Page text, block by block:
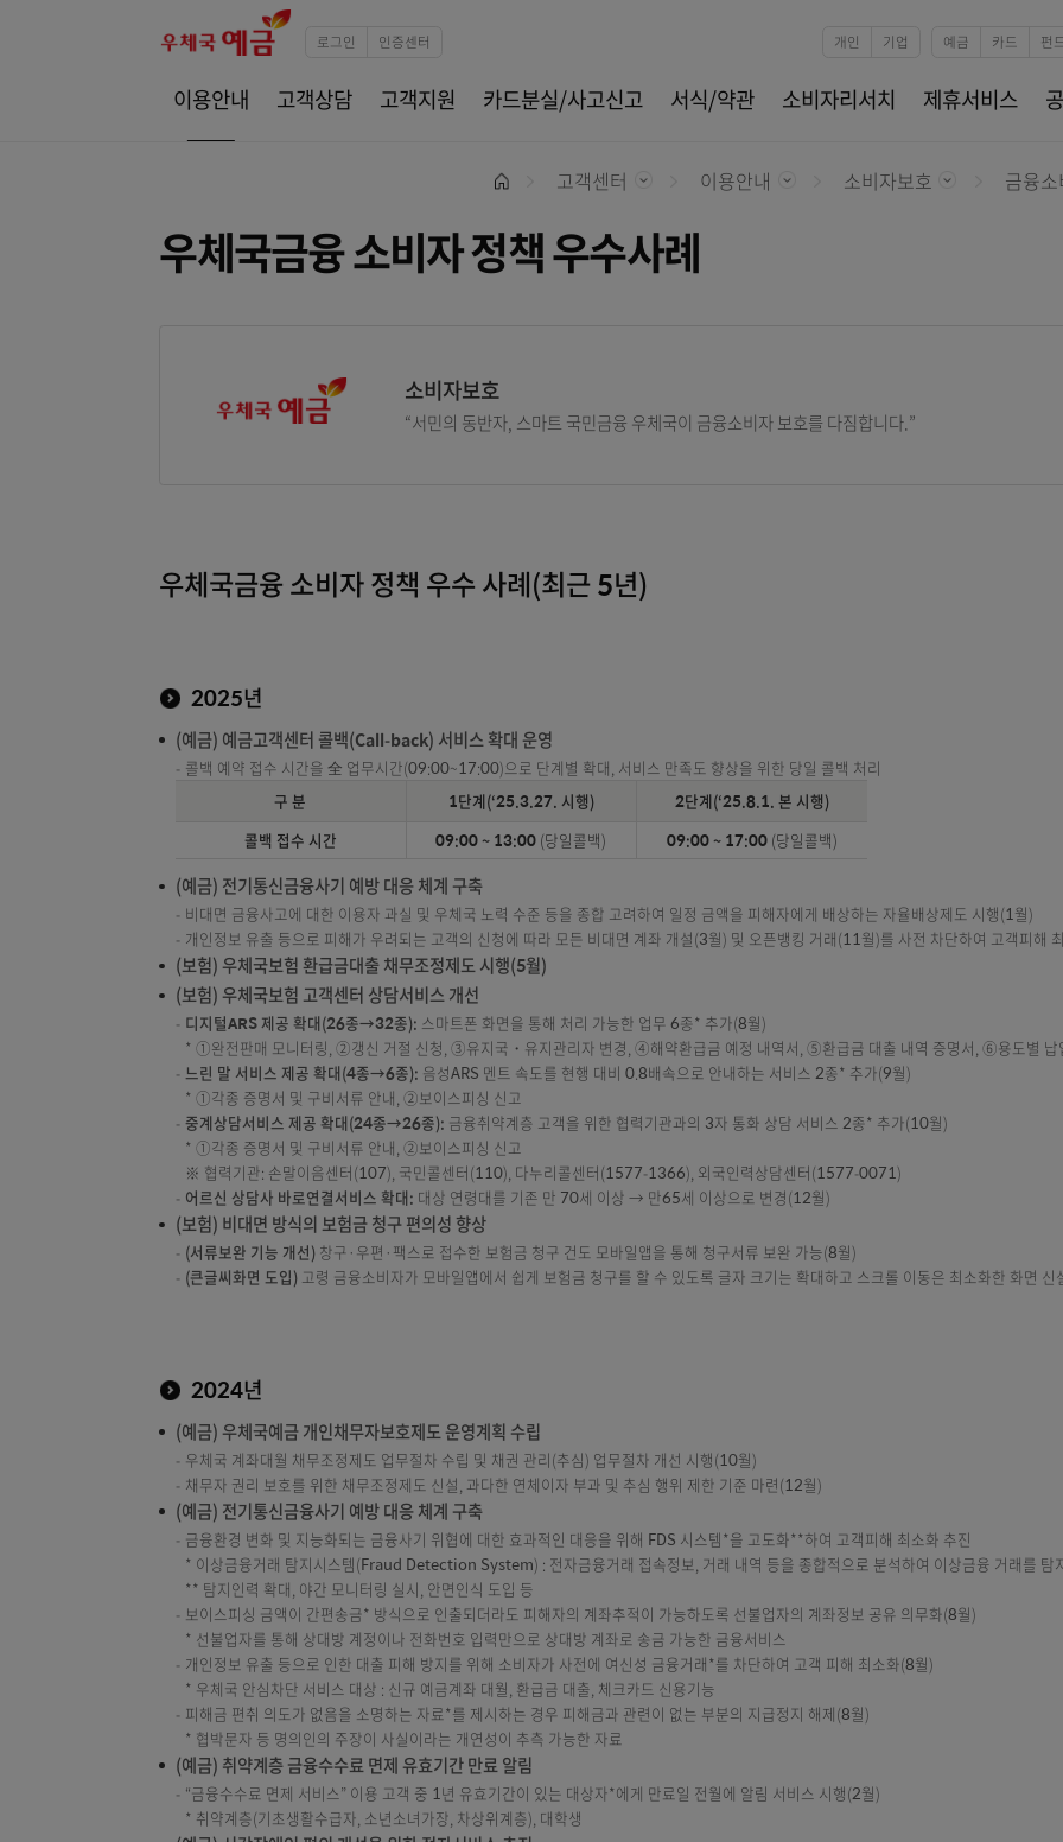
로그인 인증센터 개인 기업
이용안내 고객상담 고객지원 카드분실/사고신고 서식/약관 소비자리서치
고객센터 소비자보호
우체국금융 소비자 정책 우수사례
소비자보호
2025년
콜백 예약 접수 시간을 全 업무시간(09:00~17:00)으로 단계별 확대, 서비스 만족도 향상을 위한 당일 콜백 처리
구 분
콜백 접수 시간 09:00 ~ 13:00(당일콜백) 09:00 ~ 17:00(당일콜백)
(예금) 전기통신금융사기 예방 대응 체계 구축
비대면 금융사고에 대한 이용자 과실 및 우체국 노력 수준 등을 종합 고려하여 일정 금액을 피해자에게 배상하는 자율배상제
개인정보 유출 등으로 피해가 우려되는 고객의 신청에 따라 모든 비대면 계좌 개설(3월) 및 오픈뱅킹 거래(11월)를 사전 차
(보험) 우체국보험 환급금대출 채무조정제도 시행(5월)
(보험) 우체국보험 고객센터 상담서비스 개선
디지털ARS 제공 확대(26종→32종):스마트폰 화면을 통해 처리 가능한 업무 6종* 추가(8월)
* ①완전판매 모니터링, ②갱신 거절 신청, ③유지국・유지관리자 변경, ④해약환급금 예정 내역서, ⑤환급금 대출 내역 증
느린 말 서비스 제공 확대(4종→6종):음성ARS 멘트 속도를 현행 대비 0.8배속으로 안내하는 서비스 2종* 추가(9월)
* ①각종 증명서 및 구비서류 안내, ②보이스피싱 신고
중계상담서비스 제공 확대(24종→26종):금융취약계층 고객을 위한 협력기관과의 3자 통화 상담 서비스 2종* 추가(10월)
* ①각종 증명서 및 구비서류 안내, ②보이스피싱 신고
(서류보완 기능 개선)
(큰글씨화면 도입)고령 금융소비자가 모바일앱에서 쉽게 보험금 청구를 할 수 있도록 글자 크기는 확대하고 스크롤 이동은
2024년
(예금) 우체국예금 개인채무자보호제도 운영계획 수립
우체국 계좌대월 채무조정제도 업무절차 수립 및 채권 관리(추심) 업무절차 개선 시행(10월)
채무자 권리 보호를 위한 채무조정제도 신설, 과다한 연체이자 부과 및 추심 행위 제한 기준 마련(12월)
(예금) 전기통신금융사기 예방 대응 체계 구축
금융환경 변화 및 지능화되는 금융사기 위협에 대한 효과적인 대응을 위해 FDS 시스템*을 고도화**하여 고객피해 최소화 추
* 이상금융거래 탐지시스템(Fraud Detection System) : 전자금융거래 접속정보, 거래 내역 등을 종합적으로 분석하여 이
** 탐지인력 확대, 야간 모니터링 실시, 안면인식 도입 등
보이스피싱 금액이 간편송금* 방식으로 인출되더라도 피해자의 계좌추적이 가능하도록 선불업자의 계좌정보 공유 의무화(8
* 선불업자를 통해 상대방 계정이나 전화번호 입력만으로 상대방 계좌로 송금 가능한 금융서비스